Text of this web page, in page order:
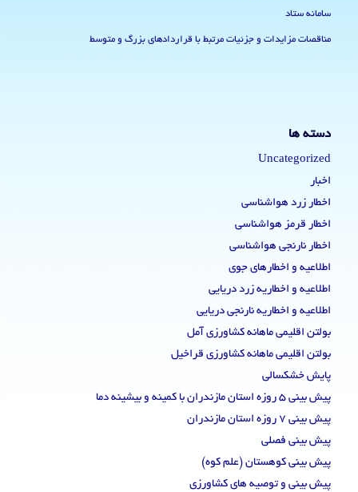
سامانه ستاد
مناقصات مزایدات و جزئیات مرتبط با قراردادهای بزرگ و متوسط
دسته ها
Uncategorized
اخبار
اخطار زرد هواشناسی
اخطار قرمز هواشناسی
اخطار نارنجی هواشناسی
اطلاعیه و اخطارهای جوی
اطلاعیه و اخطاریه زرد دریایی
اطلاعیه و اخطاریه نارنجی دریایی
بولتن اقلیمی ماهانه کشاورزی آمل
بولتن اقلیمی ماهانه کشاورزی قراخیل
پایش خشکسالی
پیش بینی 5 روزه استان مازندران با کمینه و بیشینه دما
پیش بینی 7 روزه استان مازندران
پیش بینی فصلی
پیش بینی کوهستان (علم کوه)
پیش بینی و توصیه های کشاورزی